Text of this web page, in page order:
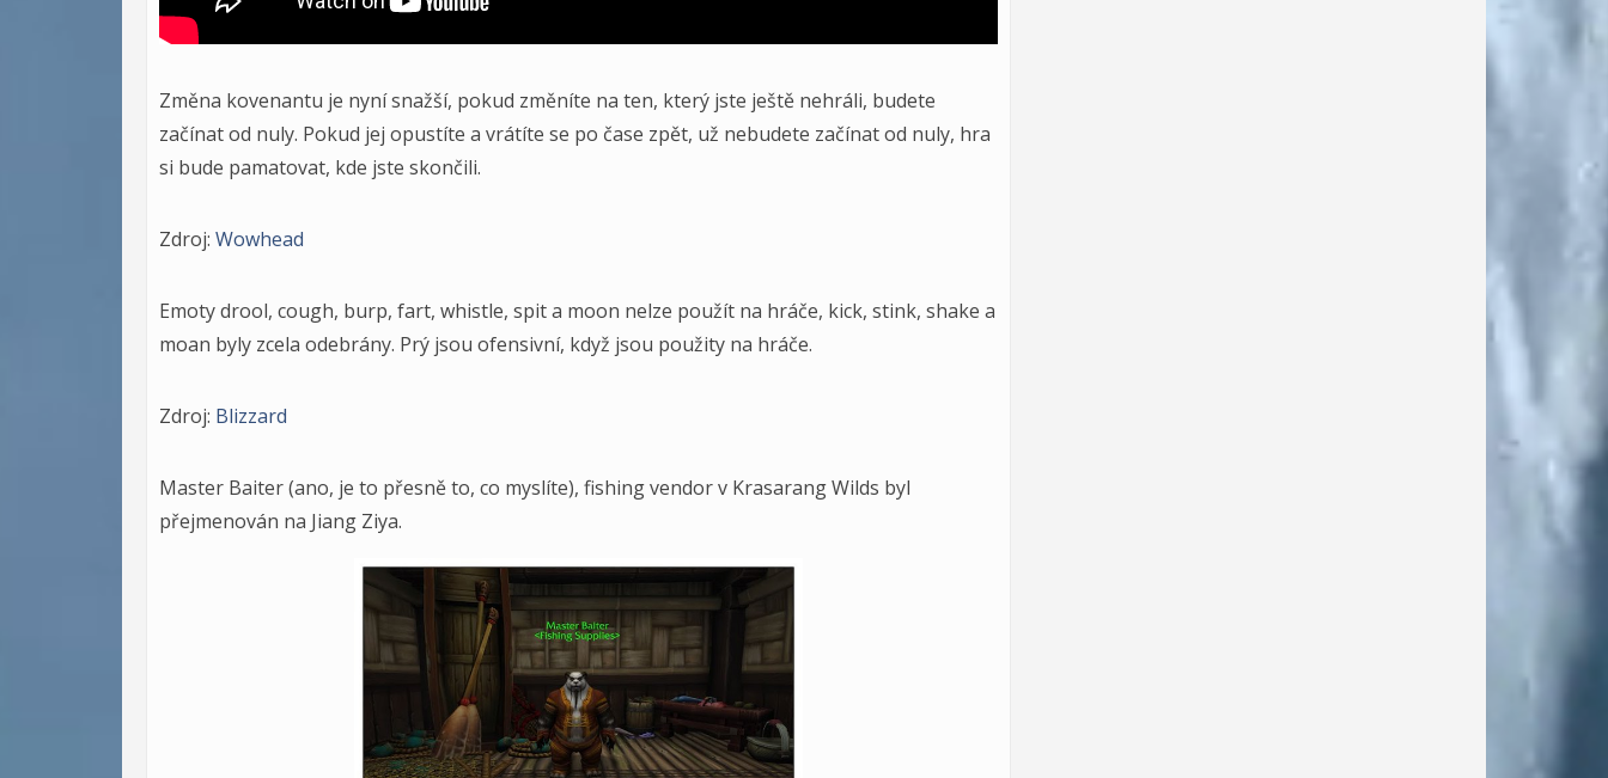
Změna kovenantu je nyní snažší, pokud změníte na ten, který jste ještě nehráli, budete
začínat od nuly. Pokud jej opustíte a vrátíte se po čase zpět, už nebudete začínat od nuly, hra
si bude pamatovat, kde jste skončili.
Zdroj: Wowhead
Emoty drool, cough, burp, fart, whistle, spit a moon nelze použít na hráče, kick, stink, shake a
moan byly zcela odebrány. Prý jsou ofensivní, když jsou použity na hráče.
Zdroj: Blizzard
Master Baiter (ano, je to přesně to, co myslíte), fishing vendor v Krasarang Wilds byl
přejmenován na Jiang Ziya.